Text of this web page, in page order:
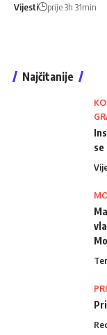
Vijesti prije 3h 31min
Najčitanije
se